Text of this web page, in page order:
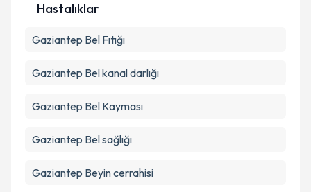
Hastalıklar
Gaziantep Bel Fıtığı
Gaziantep Bel kanal darlığı
Gaziantep Bel Kayması
Gaziantep Bel sağlığı
Gaziantep Beyin cerrahisi